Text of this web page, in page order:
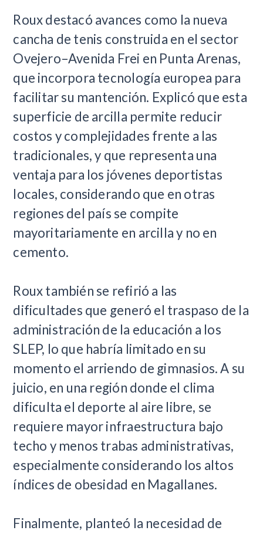
​Roux destacó avances como la nueva
cancha de tenis construida en el sector
Ovejero–Avenida Frei en Punta Arenas,
que incorpora tecnología europea para
facilitar su mantención. Explicó que esta
superficie de arcilla permite reducir
costos y complejidades frente a las
tradicionales, y que representa una
ventaja para los jóvenes deportistas
locales, considerando que en otras
regiones del país se compite
mayoritariamente en arcilla y no en
cemento.
​Roux también se refirió a las
dificultades que generó el traspaso de la
administración de la educación a los
SLEP, lo que habría limitado en su
momento el arriendo de gimnasios. A su
juicio, en una región donde el clima
dificulta el deporte al aire libre, se
requiere mayor infraestructura bajo
techo y menos trabas administrativas,
especialmente considerando los altos
índices de obesidad en Magallanes.
Finalmente, planteó la necesidad de